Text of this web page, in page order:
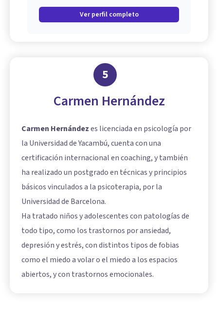
Ver perfil completo
5
Carmen Hernández
Carmen Hernándezes licenciada en psicología por
la Universidad de Yacambú, cuenta con una
certificación internacional en coaching, y también
ha realizado un postgrado en técnicas y principios
básicos vinculados a la psicoterapia, por la
Universidad de Barcelona.
Ha tratado niños y adolescentes con patologías de
todo tipo, como los trastornos por ansiedad,
depresión y estrés, con distintos tipos de fobias
como el miedo a volar o el miedo a los espacios
abiertos, y con trastornos emocionales.